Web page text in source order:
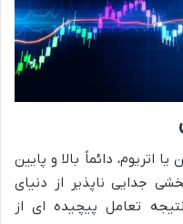
اتریوم، دائماً بالا و پایین
جدایی ناپذیر از دنیای
تعامل پیچیده ای از